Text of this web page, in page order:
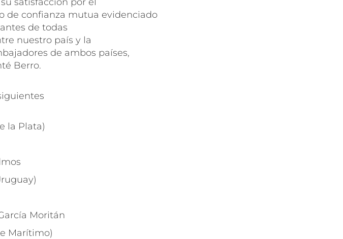
de confianza mutua evidenciado
de todas
nuestro país y la
de ambos países,
Berro.
la Plata)
Moritán
Marítimo)